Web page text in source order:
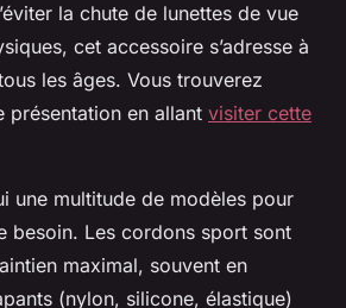
la chute de lunettes de vue
cet accessoire s’adresse à
les âges. Vous trouverez
présentation en allant visiter cette
une multitude de modèles pour
besoin. Les cordons sport sont
maximal, souvent en
(nylon, silicone, élastique)